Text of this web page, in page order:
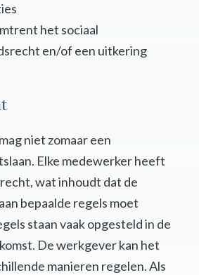
het sociaal
en/of een uitkering
niet zomaar een
Elke medewerker heeft
wat inhoudt dat de
bepaalde regels moet
staan vaak opgesteld in de
De werkgever kan het
manieren regelen. Als